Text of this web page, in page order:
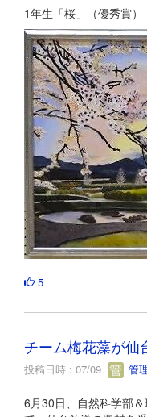
1年生「桜」（優秀賞）
5
チーム梅花藻が仙
投稿日時 : 07/09 管
6月30日、自然科学部